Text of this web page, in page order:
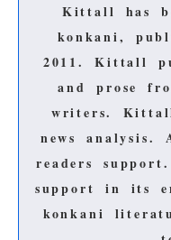
Kittall has
konkani,
2011.Kittall
and prose
writers.
news analysis.
readers support.
support in its
konkani